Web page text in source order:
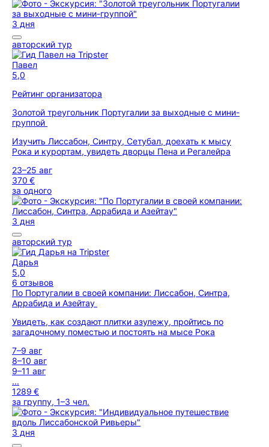
3 дня
авторский тур
Павел
5,0
Рейтинг организатора
Золотой треугольник Португалии за выходные с мини-
группой
Изучить Лиссабон, Синтру, Сетубал, доехать к мысу
Рока и курортам, увидеть дворцы Пена и Регалейра
23–25 авг
370 €
за одного
3 дня
авторский тур
Дарья
5,0
6 отзывов
По Португалии в своей компании: Лиссабон, Синтра,
Аррабида и Азейтау
Увидеть, как создают плитки азулежу, пройтись по
загадочному поместью и постоять на мысе Рока
7–9 авг
8–10 авг
9–11 авг
...
1289 €
за группу, 1–3 чел.
3 дня